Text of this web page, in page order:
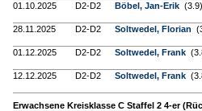
01.10.2025
D2-D2 Böbel, Jan-Erik (3.9)
28.11.2025
D2-D2 Soltwedel, Florian
01.12.2025
D2-D2 Soltwedel, Frank
12.12.2025
D2-D2 Soltwedel, Frank
Erwachsene Kreisklasse C Staffel 2 4-er